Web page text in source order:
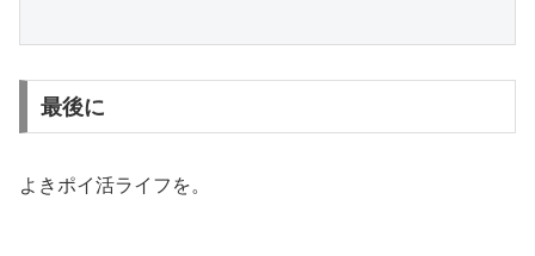
最後に
よきポイ活ライフを。